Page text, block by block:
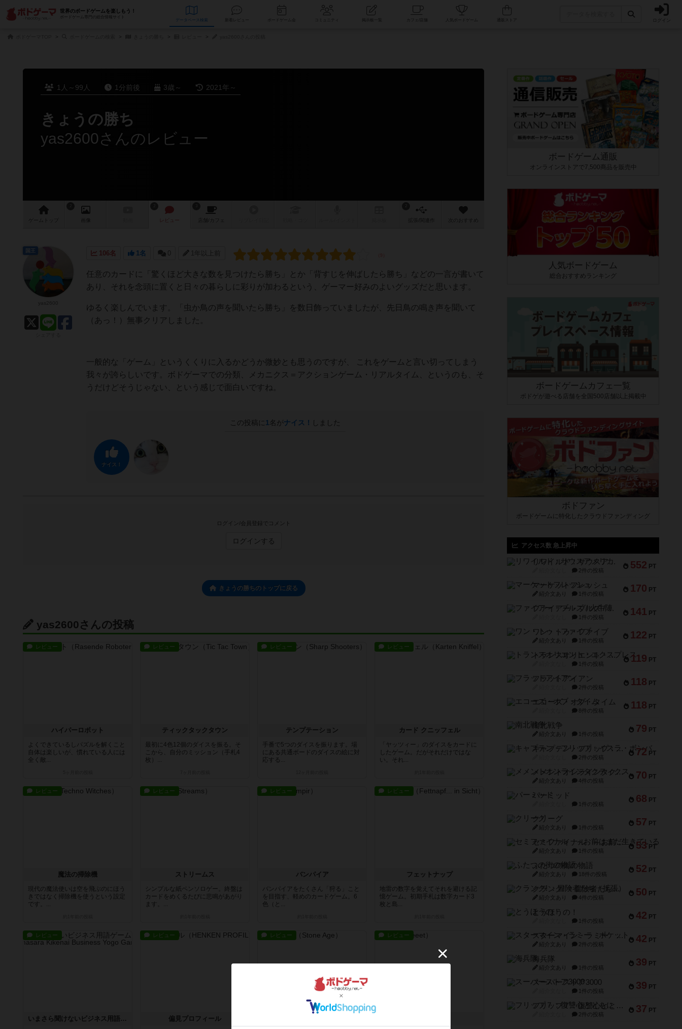
世界のボードゲームを楽しもう！
ボードゲーム専門の総合情報サイト
データベース コミュニティ 人気ボードゲーム ログイン
1人～99人 1分前後 3歳～ 2021年～
きょうの勝ち
yas2600さんのレビュー
ゲーム 画像 レビュー 店舗/ カフェ 作 次のおすすめ
106名 1名 0 1年以上前
任意のカードに「驚くほど大きな数を見つけたら勝ち」とか「背すじを伸ばしたら勝ち」などの一言が書いて
あり、それを念頭に置くと日々の暮らしに彩りが加わるという、ゲーマー好みのよいグッズだと思います。
ゆるく楽しんでいます。「虫か鳥の声を聞いたら勝ち」を数日飾っていましたが、先日鳥の鳴き声を聞いて
（あっ！）無事クリアしました。
一般的な「ゲーム」というくくりに入るかどうか微妙とも思うのですが、 これをゲームと言い切ってしまう
我々が誇らしいです。ボドゲーマでの分類、メカニクス＝アクションゲーム・リアルタイム、というのも、そ
うだけどそうじゃない、という感じで面白いですね。
この投稿に 1 名がナイス！ しました
ナイス！
国王
ログイン/会員登録でコメント
ログインする
きょうの勝ちのトップに戻る
yas2600さんの投稿
レビュー
ハイパーロボット
よくできているしパズルを解くこと
自体は楽しいが、慣れている人には
全く敵...
レビュー
ティックタックタウン
最初に4色12個のダイスを振る。そ
こから、自分のミッション（手札4
枚）...
レビュー
テンプテーション
手番で5つのダイスを振ります。場
にある共通ボードのダイスの絵に対
応する...
レビュー
カード クニッフェル
「ヤッツィー」のダイスをカードに
したゲーム。だがそれだけではな
い。それ...
レビュー
魔法の掃除機
現代の魔法使いは空を飛ぶのにほう
きではなく掃除機を使うという設定
です。...
レビュー
ストリームス
シンプルな紙ペンソロゲー。終盤は
カードをめくるたびに悲鳴があがり
ます。...
レビュー
バンパイア
バンパイアをたくさん「狩る」こと
を目指す、軽めのカードゲーム。6
色（と...
レビュー
フェットナップ
地雷の数字を覚えてそれを避ける記
憶ゲーム。初期手札は数字カード3
枚と島...
レビュー
いまさら聞けないビジネス用語ゲーム
レビュー
偏見プロフィール
レビュー レビュー
ボードゲーム通販
オンラインストアで7,500商品を販売中
人気ボードゲーム
総合おすすめランキング
ボードゲームカフェ一覧
ボドゲが遊べる店舗を全国500店舗以上掲載中
ボドファン
ボードゲームに特化したクラウドファンディング
アクセス数 急上昇中
552 PT
リワイルド：サウスアメリカ
2件の投稿
170 PT
マーケットフレッシュ
紹介文あり 1件の投稿
141 PT
ファイアー・ブルズ / 火牛陣
1件の投稿
122 PT
ワン・トゥ・ファイブ
紹介文あり 1件の投稿
119 PT
トランスオリエント・エクスプレス
1件の投稿
118 PT
フラットアイアン
2件の投稿
118 PT
エコーズ・オブ・タイム
8件の投稿
79 PT
南北戦争
紹介文あり 1件の投稿
72 PT
キャプテン・フリップ：イスラ・ボンバ
2件の投稿
70 PT
メメントオンラインタクティクス
紹介文あり 4件の投稿
68 PT
パーミッド
1件の投稿
57 PT
クリーグ
紹介文あり 1件の投稿
53 PT
セミファイナル ～お前はまだ生きている～
紹介文あり 1件の投稿
52 PT
ふたつの街の物語
紹介文あり 18件の投稿
50 PT
クランク! ：冒険者たち（拡張）
紹介文あり 4件の投稿
42 PT
とうほうの！
1件の投稿
42 PT
スターマイン・ラミー ポケット
紹介文あり 2件の投稿
39 PT
海兵隊
紹介文あり 1件の投稿
39 PT
スーパーストア3000
1件の投稿
37 PT
フリップ７：復讐心とともに
2件の投稿